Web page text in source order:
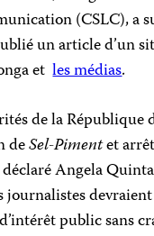
(CSLC), a
un article d’un
etles médias.
de la
deSel-Pimentet
Angela
journalistes
public sans